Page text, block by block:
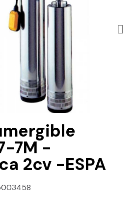
7M -
2cv -ESPA